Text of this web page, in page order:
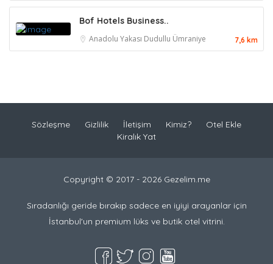
Bof Hotels Business..
Anadolu Yakası Dudullu Ümraniye 7,6 km
Sözleşme Gizlilik İletişim Kimiz?
Otel Ekle
Kiralık Yat
Copyright © 2017 - 2026 Gezelim.me
Sıradanlığı geride bırakıp sadece en iyiyi arayanlar için
İstanbul'un premium lüks ve butik otel vitrini.